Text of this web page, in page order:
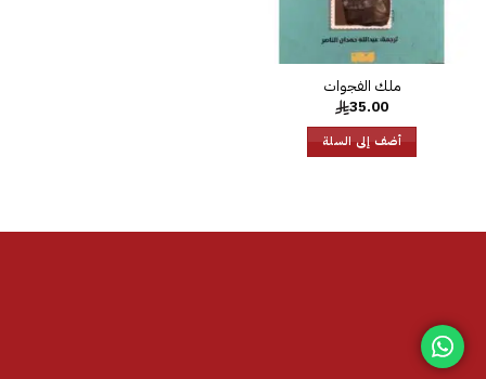
ملك الفجوات
35.00
أضف إلى السلة